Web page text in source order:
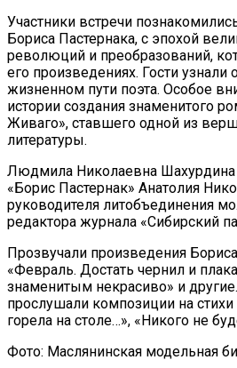
Участники встречи
Бориса Пастернака, с эпохой
революций и преобразований,
его произведениях. Гости
жизненном пути поэта. Особое
истории создания знаменитого
Живаго», ставшего одной из
литературы.
Людмила Николаевна Шахурдина
«Борис Пастернак» Анатолия
руководителя литобъединения
редактора журнала «Сибирский
Прозвучали произведения
«Февраль. Достать чернил и
знаменитым некрасиво» и
прослушали композиции на стихи
горела на столе…», «Никого не
Фото: Маслянинская модельная